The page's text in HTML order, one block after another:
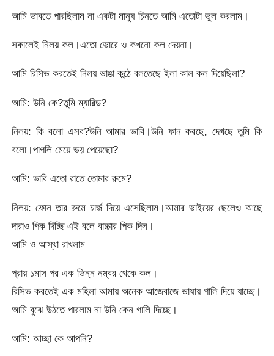
আমি ভাবতে পারছিলাম না একটা মানুষ চিনতে আমি এতোটা ভুল করলাম।
সকালেই নিলয় কল।এতো ভোরে ও কখনো কল দেয়না।
আমি রিসিভ করতেই নিলয় ভাঙা কন্ঠে বলতেছে ইলা কাল কল দিয়েছিলা?
আমি: উনি কে?তুমি ম্যারিড?
নিলয়: কি বলো এসব?উনি আমার ভাবি।উনি ফান করছে, দেখছে তুমি কি
বলো।পাগলি মেয়ে ভয় পেয়েছো?
আমি: ভাবি এতো রাতে তোমার রুমে?
নিলয়: ফোন তার রুমে চার্জ দিয়ে এসেছিলাম।আমার ভাইয়ের ছেলেও আছে
দারাও পিক দিচ্ছি এই বলে বাচ্চার পিক দিল।
আমি ও আস্থা রাখলাম
প্রায় ১মাস পর এক ভিন্ন নম্বর থেকে কল।
রিসিভ করতেই এক মহিলা আমায় অনেক আজেবাজে ভাষায় গালি দিয়ে যাচ্ছে।
আমি বুঝে উঠতে পারলাম না উনি কেন গালি দিচ্ছে।
আমি: আচ্ছা কে আপনি?